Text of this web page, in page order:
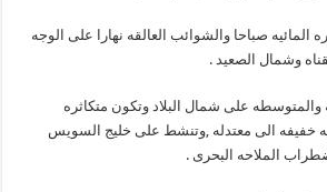
المائيه صباحا والشوائب العالقه نهارا على الوجه
وشمال الصعيد .
على شمال البلاد وتكون متكاثره
خفيفه الى معتدله ,وتنشط على خليج السويس
الملاحه البحرى .